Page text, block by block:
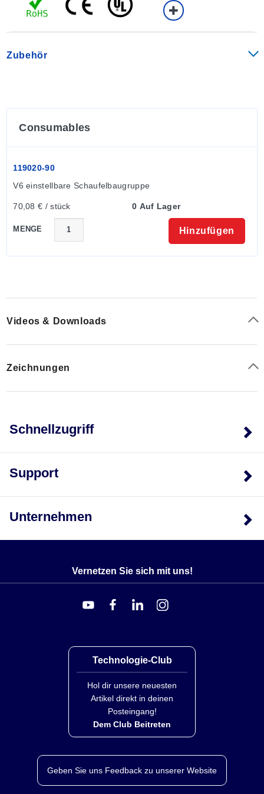
Zubehör
Consumables
119020-90
V6 einstellbare Schaufelbaugruppe
70,08 € / stück 0 Auf Lager
MENGE Hinzufügen
Videos & Downloads
Zeichnungen
Schnellzugriff
Support
Unternehmen
Vernetzen Sie sich mit uns!
Technologie-Club
Hol dir unsere neuesten
Artikel direkt in deinen
Posteingang!
Dem Club Beitreten
Geben Sie uns Feedback zu unserer Website